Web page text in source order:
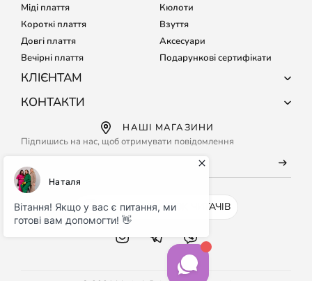
КЛІЄНТАМ
Про компанію
Обмін і повернення
Часті питання
Договір оферти
Умови використання сайту
Бонусна програма
Міді плаття
Короткі плаття
Довгі плаття
Вечірні плаття
Кюлоти
Взуття
Аксесуари
Подарункові сертифікати
КОНТАКТИ
+38 (067) 127-68-15
+38 (067) 133-64-80
info@maritel.com.ua
НАШІ МАГАЗИНИ
INSTAGRAM - 500K ЧИТАЧІВ
Підпишись на нас, щоб отримувати повідомлення